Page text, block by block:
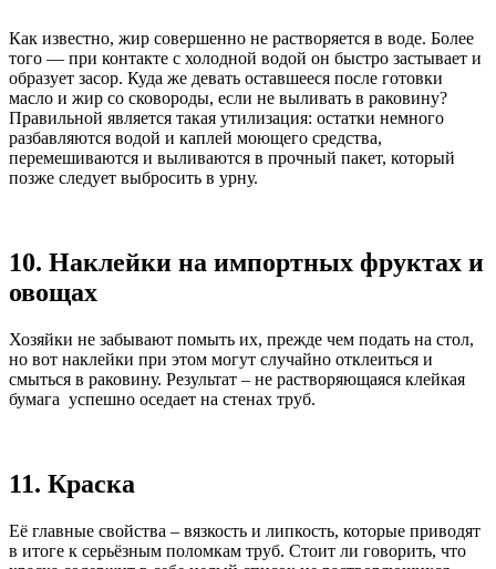
Как известно, жир совершенно не растворяется в воде. Более
того — при контакте с холодной водой он быстро застывает и
образует засор. Куда же девать оставшееся после готовки
масло и жир со сковороды, если не выливать в раковину?
Правильной является такая утилизация: остатки немного
разбавляются водой и каплей моющего средства,
перемешиваются и выливаются в прочный пакет, который
позже следует выбросить в урну.
10. Наклейки на импортных фруктах и
овощах
Хозяйки не забывают помыть их, прежде чем подать на стол,
но вот наклейки при этом могут случайно отклеиться и
смыться в раковину. Результат – не растворяющаяся клейкая
бумага успешно оседает на стенах труб.
11. Краска
Её главные свойства – вязкость и липкость, которые приводят
в итоге к серьёзным поломкам труб. Стоит ли говорить, что